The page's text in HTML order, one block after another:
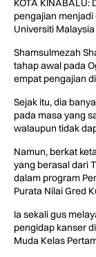
KOTA
pengajian
Universiti
Shamsulmezah
tahap awal pada
empat pengajian
Sejak itu, dia
pada masa yang
walaupun tidak
Namun, berkat
yang berasal dari
dalam program
Purata Nilai Gred
Ia sekali gus
pengidap kanser
Muda Kelas